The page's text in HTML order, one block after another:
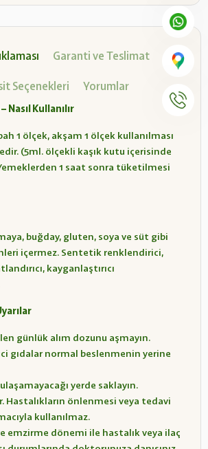
Garanti ve Teslimat
Seçenekleri Yorumlar
Nasıl Kullanılır
1 ölçek, akşam 1 ölçek kullanılması
(5ml. ölçekli kaşık kutu içerisinde
1 saat sonra tüketilmesi
buğday, gluten, soya ve süt gibi
içermez. Sentetik renklendirici,
kayganlaştırıcı
günlük alım dozunu aşmayın.
gıdalar normal beslenmenin yerine
yerde saklayın.
Hastalıkların önlenmesi veya tedavi
kullanılmaz.
emzirme dönemi ile hastalık veya ilaç